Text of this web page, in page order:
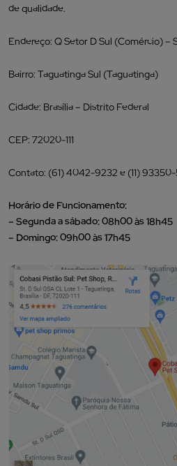
de qualidade.
Endereço: Q Setor D Sul (Comércio) –
Bairro: Taguatinga Sul (Taguatinga)
Cidade: Brasília – Distrito Federal
CEP: 72020-111
Contato: (61) 4042-9232 e (11)
Horário de Funcionamento:
– Segunda a sábado: 08h00 às 18h45
– Domingo: 09h00 às 17h45